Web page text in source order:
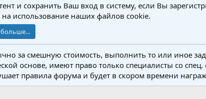
связь Условия и правила Политика конфиденциальности
и сохранить Ваш вход в систему, если Вы
на использование наших файлов cookie.
больше...
за смешную стоимость, выполнить то или иное
основе, имеют право только специалисты со
правила форума и будет в скором времени